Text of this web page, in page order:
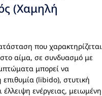
(Χαμηλή
που χαρακτηρίζεται
αίμα, σε συνδυασμό με
μπορεί να
(libido), στυτική
ενέργειας, μειωμένη